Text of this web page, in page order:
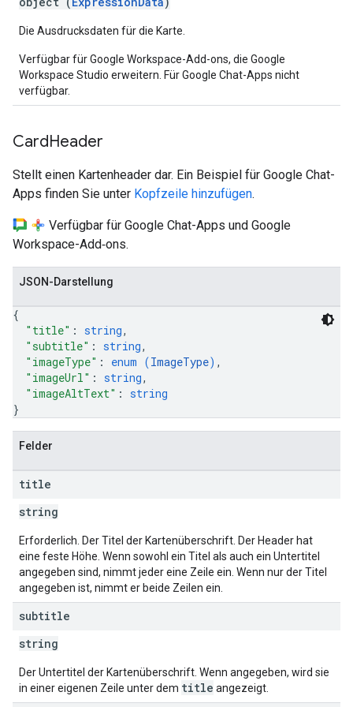
Die Ausdrucksdaten für die Karte.
Verfügbar für Google Workspace-Add-ons, die Google
Workspace Studio erweitern. Für Google Chat-Apps nicht
verfügbar.
CardHeader
Stellt einen Kartenheader dar. Ein Beispiel für Google Chat-
Apps finden Sie unter Kopfzeile hinzufügen.
Verfügbar für Google Chat-Apps und Google
Workspace-Add‑ons.
JSON-Darstellung
{
"title" : string,
"subtitle" : string,
"imageType" : enum (ImageType) ,
"imageUrl" : string,
"imageAltText" : string
}
Felder
title
string
Erforderlich. Der Titel der Kartenüberschrift. Der Header hat
eine feste Höhe. Wenn sowohl ein Titel als auch ein Untertitel
angegeben sind, nimmt jeder eine Zeile ein. Wenn nur der Titel
angegeben ist, nimmt er beide Zeilen ein.
subtitle
string
Der Untertitel der Kartenüberschrift. Wenn angegeben, wird sie
in einer eigenen Zeile unter dem title angezeigt.